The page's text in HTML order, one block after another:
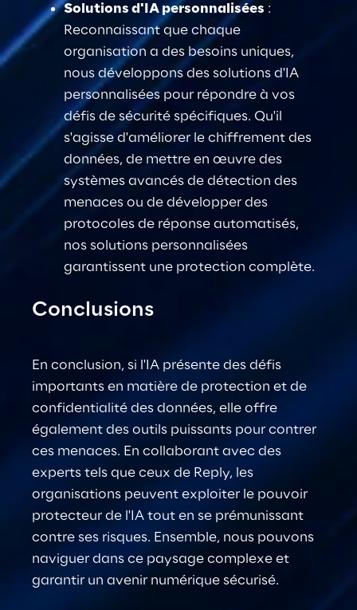
Solutions d'IA personnalisées :
Reconnaissant que chaque
organisation a des besoins uniques,
nous développons des solutions d'IA
personnalisées pour répondre à vos
défis de sécurité spécifiques. Qu'il
s'agisse d'améliorer le chiffrement des
données, de mettre en œuvre des
systèmes avancés de détection des
menaces ou de développer des
protocoles de réponse automatisés,
nos solutions personnalisées
garantissent une protection complète.
Conclusions
En conclusion, si l'IA présente des défis
importants en matière de protection et de
confidentialité des données, elle offre
également des outils puissants pour contrer
ces menaces. En collaborant avec des
experts tels que ceux de Reply, les
organisations peuvent exploiter le pouvoir
protecteur de l'IA tout en se prémunissant
contre ses risques. Ensemble, nous pouvons
naviguer dans ce paysage complexe et
garantir un avenir numérique sécurisé.